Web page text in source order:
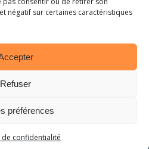
négatif sur certaines caractéristiques
Refuser
préférences
de confidentialité
LÉGALES
GÉNÉRALES
DE SITE